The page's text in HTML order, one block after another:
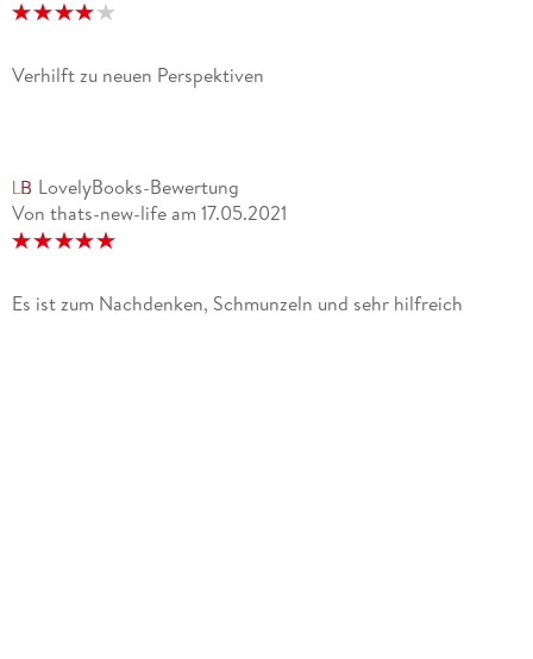
Verhilft zu neuen Perspektiven
LovelyBooks-Bewertung
Von thats-new-life am 17.05.2021
Es ist zum Nachdenken, Schmunzeln und sehr hilfreich